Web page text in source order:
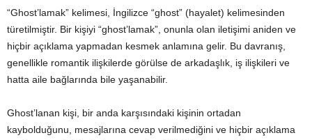
“Ghost’lamak” kelimesi, İngilizce “ghost” (hayalet) kelimesinden
türetilmiştir. Bir kişiyi “ghost’lamak”, onunla olan iletişimi aniden ve
hiçbir açıklama yapmadan kesmek anlamına gelir. Bu davranış,
genellikle romantik ilişkilerde görülse de arkadaşlık, iş ilişkileri ve
hatta aile bağlarında bile yaşanabilir.
Ghost’lanan kişi, bir anda karşısındaki kişinin ortadan
kaybolduğunu, mesajlarına cevap verilmediğini ve hiçbir açıklama